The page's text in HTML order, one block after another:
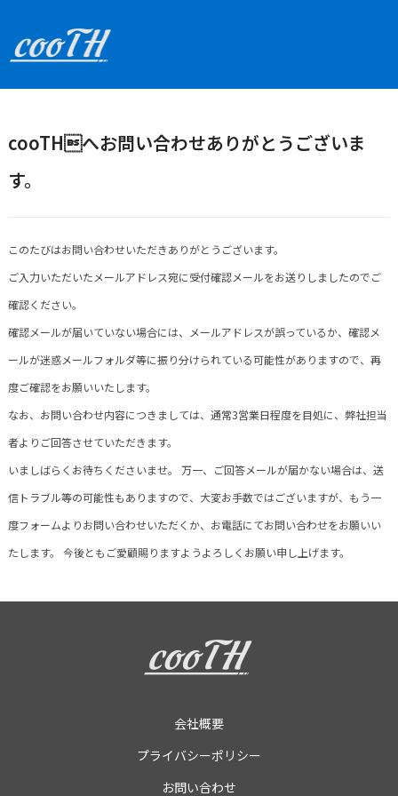
cooTHへお問い合わせありがとうございま
す。
このたびはお問い合わせいただきありがとうございます。
ご入力いただいたメールアドレス宛に受付確認メールをお送りしましたのでご
確認ください。
確認メールが届いていない場合には、メールアドレスが誤っているか、確認メ
ールが迷惑メールフォルダ等に振り分けられている可能性がありますので、再
度ご確認をお願いいたします。
なお、お問い合わせ内容につきましては、通常3営業日程度を目処に、弊社担当
者よりご回答させていただきます。
いましばらくお待ちくださいませ。 万一、ご回答メールが届かない場合は、送
信トラブル等の可能性もありますので、大変お手数ではございますが、もう一
度フォームよりお問い合わせいただくか、お電話にてお問い合わせをお願いい
たします。 今後ともご愛顧賜りますようよろしくお願い申し上げます。
会社概要
プライバシーポリシー
お問い合わせ